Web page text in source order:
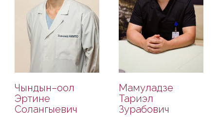
Чындын–оол
Эртине
Солангыевич
Мамуладзе
Тариэл
Зурабович